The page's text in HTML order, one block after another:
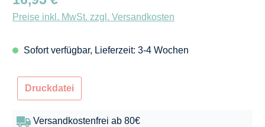
Preise inkl. MwSt. zzgl. Versandkosten
Sofort verfügbar, Lieferzeit: 3-4 Wochen
Druckdatei
Versandkostenfrei ab 80€